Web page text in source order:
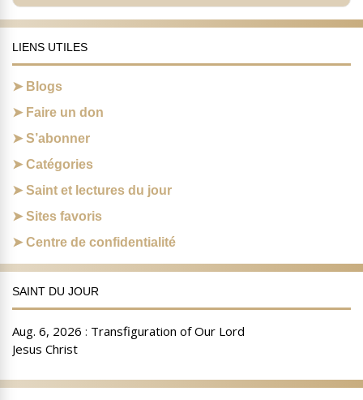
LIENS UTILES
Blogs
Faire un don
S’abonner
Catégories
Saint et lectures du jour
Sites favoris
Centre de confidentialité
SAINT DU JOUR